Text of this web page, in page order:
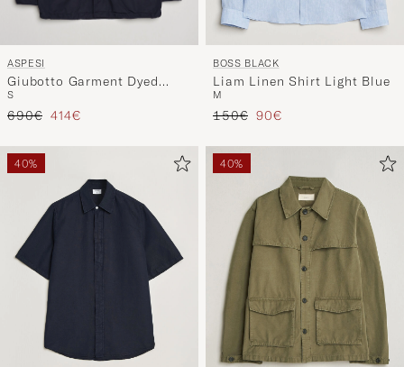
ASPESI
Giubotto Garment Dyed
Field Jacket Navy
S
Regulärer Preis
690€ Reduzierter Preis
414€
BOSS BLACK
Liam Linen Shirt Light Blue
M
Regulärer Preis
150€ Reduzierter Preis
90€
40% 40%